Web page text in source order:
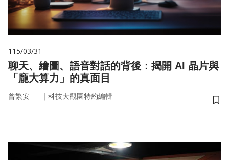
115/03/31
聊天、繪圖、語音對話的背後：揭開 AI 晶片與
「龐大算力」的真面目
曾繁安 ｜ 科技大觀園特約編輯
儲